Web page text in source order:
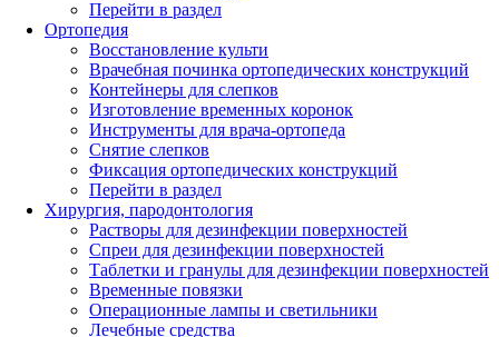
Перейти в раздел
Ортопедия
Восстановление культи
Врачебная починка ортопедических конструкций
Контейнеры для слепков
Изготовление временных коронок
Инструменты для врача-ортопеда
Снятие слепков
Фиксация ортопедических конструкций
Перейти в раздел
Хирургия, пародонтология
Растворы для дезинфекции поверхностей
Спреи для дезинфекции поверхностей
Таблетки и гранулы для дезинфекции поверхностей
Временные повязки
Операционные лампы и светильники
Лечебные средства